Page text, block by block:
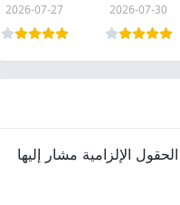
2026-07-30
2026-07-27
الحقول الإلزامية مشار إليها